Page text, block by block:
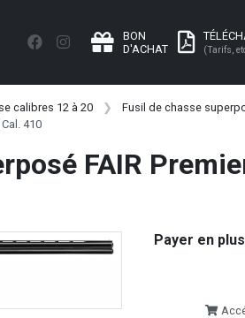
BON
D'ACHAT
(Tarifs,
calibres 12 à 20
Fusil de chasse
410
FAIR
Payer en